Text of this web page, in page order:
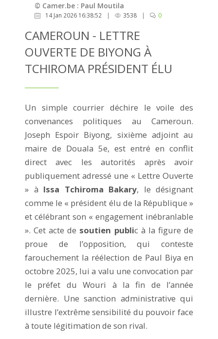
© Camer.be : Paul Moutila
14 Jan 2026 16:38:52 | 3538 | 0
CAMEROUN - LETTRE
OUVERTE DE BIYONG À
TCHIROMA PRÉSIDENT ÉLU
Un simple courrier déchire le voile des
convenances politiques au Cameroun.
Joseph Espoir Biyong, sixième adjoint au
maire de Douala 5e, est entré en conflit
direct avec les autorités après avoir
publiquement adressé une « Lettre Ouverte
» à Issa Tchiroma Bakary, le désignant
comme le « président élu de la République »
et célébrant son « engagement inébranlable
». Cet acte de soutien public à la figure de
proue de l’opposition, qui conteste
farouchement la réélection de Paul Biya en
octobre 2025, lui a valu une convocation par
le préfet du Wouri à la fin de l’année
dernière. Une sanction administrative qui
illustre l’extrême sensibilité du pouvoir face
à toute légitimation de son rival.